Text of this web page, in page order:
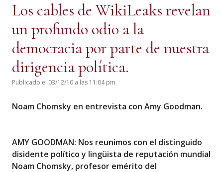
Los cables de WikiLeaks revelan
un profundo odio a la
democracia por parte de nuestra
dirigencia política.
Publicado el 03/12/10 a las 11:04 pm
Noam Chomsky en entrevista con Amy Goodman.
AMY GOODMAN: Nos reunimos con el distinguido
disidente político y lingüista de reputación mundial
Noam Chomsky, profesor emérito del